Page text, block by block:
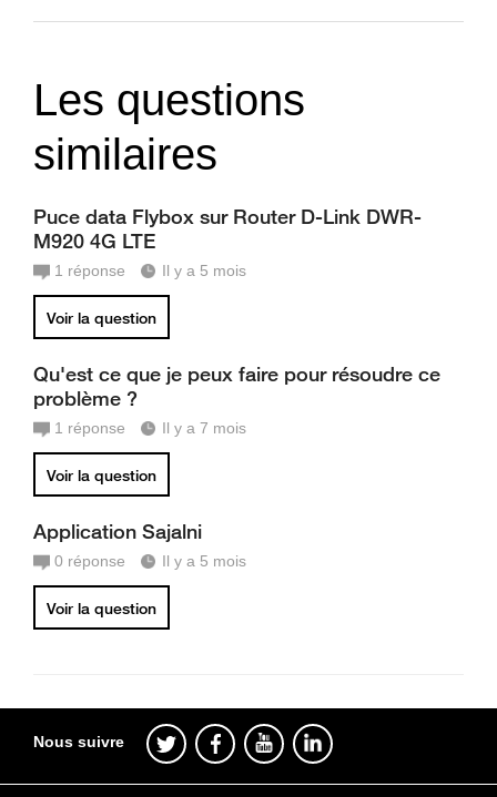
Les questions
similaires
Puce data Flybox sur Router D-Link DWR-
M920 4G LTE
1 réponse Il y a 5 mois
Voir la question
Qu'est ce que je peux faire pour résoudre ce
problème ?
1 réponse Il y a 7 mois
Voir la question
Application Sajalni
0 réponse Il y a 5 mois
Voir la question
Nous suivre